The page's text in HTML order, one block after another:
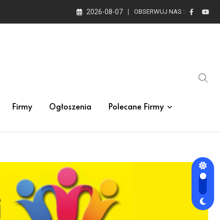
2026-08-07 OBSERWUJ NAS :
Firmy Ogłoszenia Polecane Firmy